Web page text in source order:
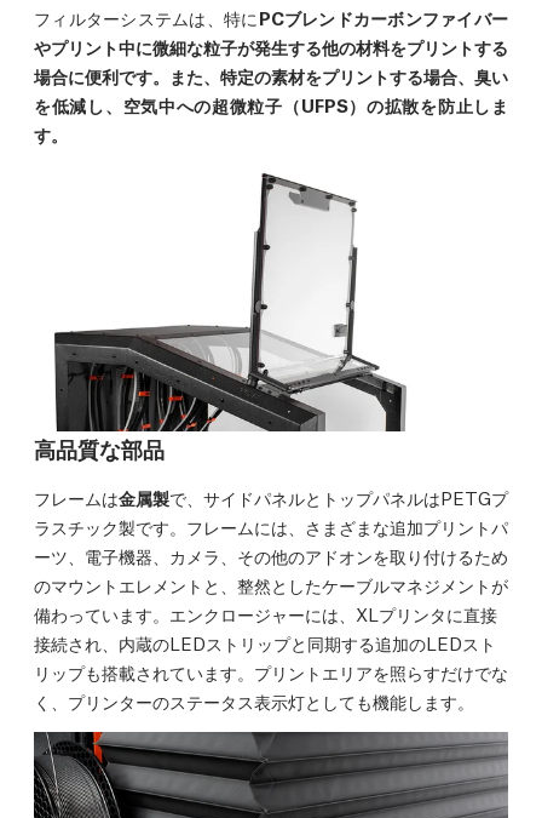
フィルターシステムは、特に PCブレンドカーボンファイバー
やプリント中に微細な粒子が発生する他の材料をプリントする
場合に便利です。また、特定の素材をプリントする場合、臭い
を低減し、空気中への超微粒子（UFPS）の拡散を防止しま
す。
高品質な部品
フレームは金属製で、サイドパネルとトップパネルはPETGプ
ラスチック製です。フレームには、さまざまな追加プリントパ
ーツ、電子機器、カメラ、その他のアドオンを取り付けるため
のマウントエレメントと、整然としたケーブルマネジメントが
備わっています。エンクロージャーには、XLプリンタに直接
接続され、内蔵のLEDストリップと同期する追加のLEDスト
リップも搭載されています。プリントエリアを照らすだけでな
く、プリンターのステータス表示灯としても機能します。